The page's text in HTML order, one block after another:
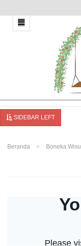
SIDEBAR LEFT
Beranda Boneka